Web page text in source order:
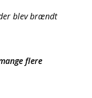
blev brændt
flere